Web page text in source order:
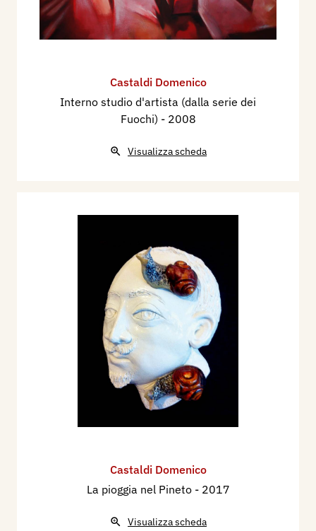
Castaldi Domenico
Interno studio d'artista (dalla serie dei
Fuochi) - 2008
Visualizza scheda
Castaldi Domenico
La pioggia nel Pineto - 2017
Visualizza scheda